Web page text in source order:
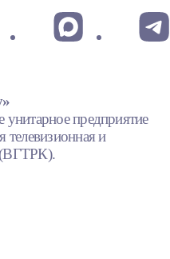
унитарное предприятие
телевизионная и
(ВГТРК).